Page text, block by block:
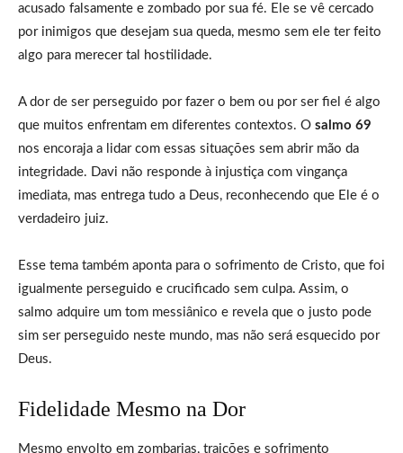
acusado falsamente e zombado por sua fé. Ele se vê cercado
por inimigos que desejam sua queda, mesmo sem ele ter feito
algo para merecer tal hostilidade.
A dor de ser perseguido por fazer o bem ou por ser fiel é algo
que muitos enfrentam em diferentes contextos. O salmo 69
nos encoraja a lidar com essas situações sem abrir mão da
integridade. Davi não responde à injustiça com vingança
imediata, mas entrega tudo a Deus, reconhecendo que Ele é o
verdadeiro juiz.
Esse tema também aponta para o sofrimento de Cristo, que foi
igualmente perseguido e crucificado sem culpa. Assim, o
salmo adquire um tom messiânico e revela que o justo pode
sim ser perseguido neste mundo, mas não será esquecido por
Deus.
Fidelidade Mesmo na Dor
Mesmo envolto em zombarias, traições e sofrimento